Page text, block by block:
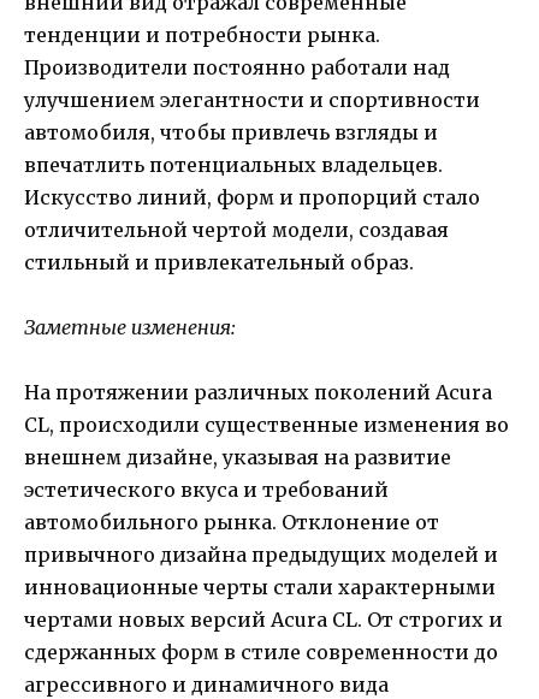
тенденции и потребности рынка.
Производители постоянно работали над
улучшением элегантности и спортивности
автомобиля, чтобы привлечь взгляды и
впечатлить потенциальных владельцев.
Искусство линий, форм и пропорций стало
отличительной чертой модели, создавая
стильный и привлекательный образ.
Заметные изменения:
На протяжении различных поколений Acura
CL, происходили существенные изменения во
внешнем дизайне, указывая на развитие
эстетического вкуса и требований
автомобильного рынка. Отклонение от
привычного дизайна предыдущих моделей и
инновационные черты стали характерными
чертами новых версий Acura CL. От строгих и
сдержанных форм в стиле современности до
агрессивного и динамичного вида